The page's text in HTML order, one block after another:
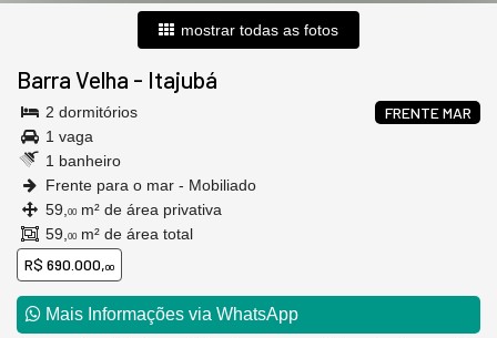
mostrar todas as fotos
Barra Velha - Itajubá
FRENTE MAR
2 dormitórios
1 vaga
1 banheiro
Frente para o mar - Mobiliado
59, 00 m² de área privativa
59, 00 m² de área total
R$ 690.000,00
Mais Informações via WhatsApp